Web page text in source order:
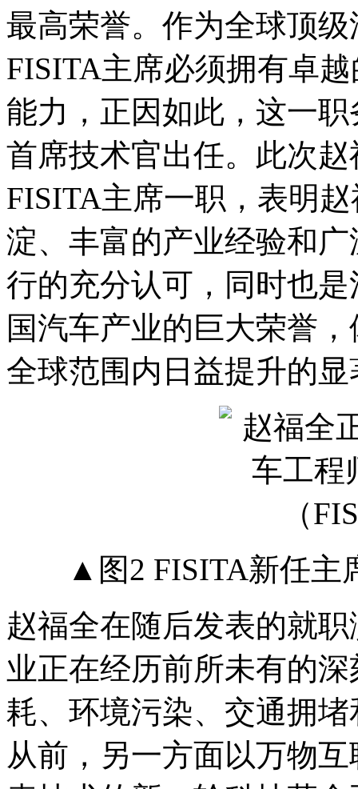
最高荣誉。作为全球顶
FISITA主席必须拥有卓
能力，正因如此，这一
首席技术官出任。此次
FISITA主席一职，表明
淀、丰富的产业经验和
行的充分认可，同时也
国汽车产业的巨大荣誉
全球范围内日益提升的
▲图2 FISITA新任主
赵福全在随后发表的就
业正在经历前所未有的
耗、环境污染、交通拥
从前，另一方面以万物